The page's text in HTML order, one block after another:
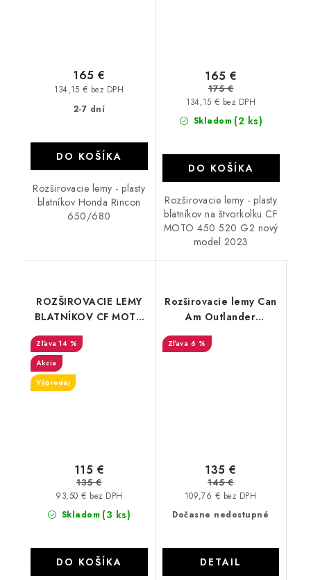
2-7 dní
134,15 € bez DPH
165 €
DO KOŠÍKA
Rozširovacie lemy - plasty
blatníkov Honda Rincon
650/680
Skladom (2 ks)
134,15 € bez DPH
165 €
175 €
DO KOŠÍKA
Rozširovacie lemy - plasty
blatníkov na štvorkolku CF
MOTO 450 520 G2 nový
model 2023
ROZŠIROVACIE LEMY
BLATNÍKOV CF MOTO
1000
14 %
Akcia
Výpredaj
Skladom (3 ks)
93,50 € bez DPH
115 €
135 €
DO KOŠÍKA
Rozširovacie lemy Can
Am Outlander
STORM
6 %
Dočasne nedostupné
109,76 € bez DPH
135 €
145 €
DETAIL